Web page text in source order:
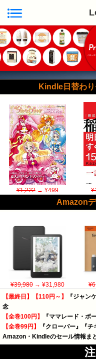
Kindle日替わ
¥1,222→ ¥499
Amazon
¥39,980→ ¥31,980
【最終日】【110円～】
『ジャン
念
【全巻100円】
『ママレード・ボ
【全巻99円】
『クローバー』『
Amazon・Kindleのセール情報ま